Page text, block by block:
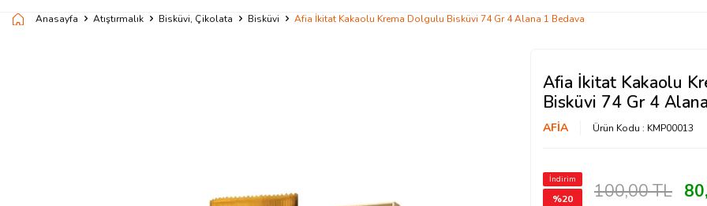
Anasayfa Atıştırmalık Bisküvi, Çikolata Bisküvi Afia İkitat Kakaolu Krema Dolgulu Bisküvi 74 Gr 4 Alana 1 Bedava
Afia İkitat Kakaolu
Bisküvi 74 Gr 4
AFİA Ürün Kodu : KMP00013
İndirim
%20 100,00TL